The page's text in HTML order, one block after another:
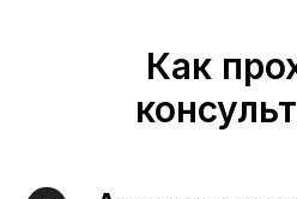
Как